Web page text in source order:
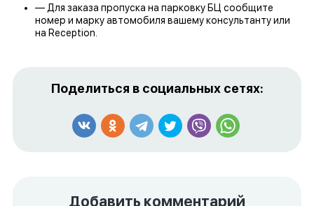
— Для заказа пропуска на парковку БЦ сообщите
номер и марку автомобиля вашему консультанту или
на Reception.
Поделиться в социальных сетях:
Добавить комментарий